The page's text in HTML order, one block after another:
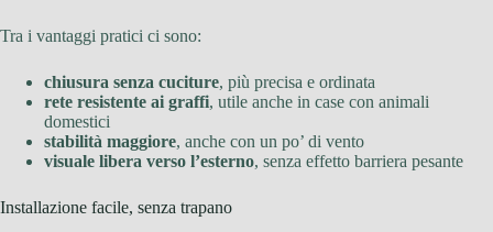
Tra i vantaggi pratici ci sono:
chiusura senza cuciture, più precisa e ordinata
rete resistente ai graffi, utile anche in case con animali
domestici
stabilità maggiore, anche con un po’ di vento
visuale libera verso l’esterno, senza effetto barriera pesante
Installazione facile, senza trapano